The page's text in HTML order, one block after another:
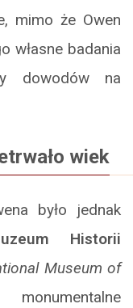
mimo że Owen
własne badania
dowodów na
wiek
było jednak
Historii
Museum of